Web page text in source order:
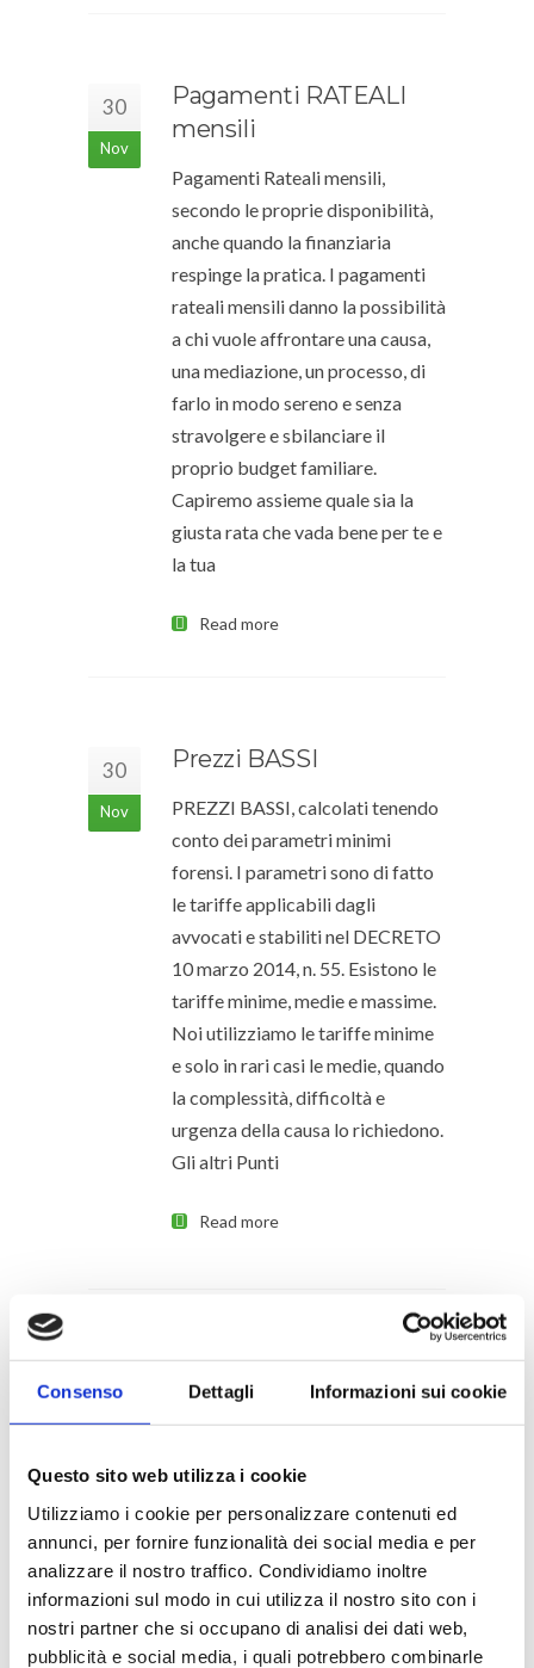
Consenso Dettagli Informazioni sui cookie
Questo sito web utilizza i cookie
Utilizziamo i cookie per personalizzare contenuti ed
annunci, per fornire funzionalità dei social media e per
analizzare il nostro traffico. Condividiamo inoltre
informazioni sul modo in cui utilizza il nostro sito con i
nostri partner che si occupano di analisi dei dati web,
pubblicità e social media, i quali potrebbero combinarle
30
Nov
Pagamenti RATEALI
mensili
Pagamenti Rateali mensili,
secondo le proprie disponibilità,
anche quando la finanziaria
respinge la pratica. I pagamenti
rateali mensili danno la possibilità
a chi vuole affrontare una causa,
una mediazione, un processo, di
farlo in modo sereno e senza
stravolgere e sbilanciare il
proprio budget familiare.
Capiremo assieme quale sia la
giusta rata che vada bene per te e
la tua
Read more
30
Nov
Prezzi BASSI
PREZZI BASSI, calcolati tenendo
conto dei parametri minimi
forensi. I parametri sono di fatto
le tariffe applicabili dagli
avvocati e stabiliti nel DECRETO
10 marzo 2014, n. 55. Esistono le
tariffe minime, medie e massime.
Noi utilizziamo le tariffe minime
e solo in rari casi le medie, quando
la complessità, difficoltà e
urgenza della causa lo richiedono.
Gli altri Punti
Read more
30
Nov
Prezzi CERTI
qualunque tempo duri
Prezzi CERTI qualunque tempo
duri la causa Come da contratto
scritto, escluse eventuali spese
legali da pagare in caso di
Per prezzi certi intendiamo che